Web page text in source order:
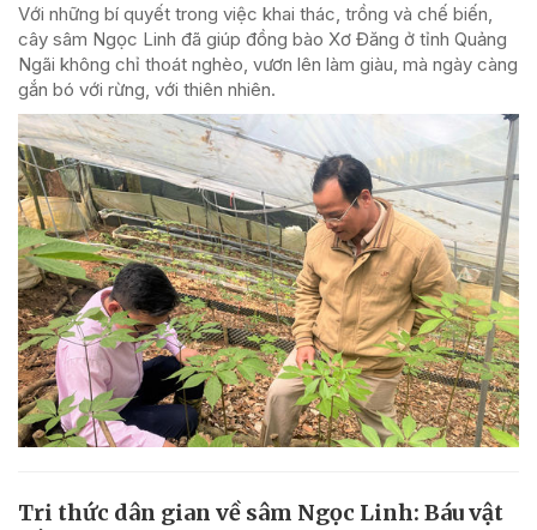
Với những bí quyết trong việc khai thác, trồng và chế biến,
cây sâm Ngọc Linh đã giúp đồng bào Xơ Đăng ở tỉnh Quảng
Ngãi không chỉ thoát nghèo, vươn lên làm giàu, mà ngày càng
gắn bó với rừng, với thiên nhiên.
Tri thức dân gian về sâm Ngọc Linh: Báu vật